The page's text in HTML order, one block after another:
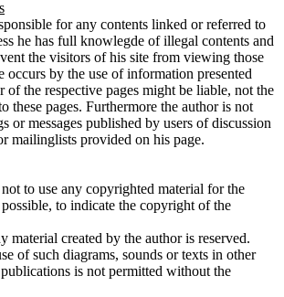
for any contents linked or referred to
he has full knowlegde of illegal contents and
the visitors of his site from viewing those
occurs by the use of information presented
of the respective pages might be liable, not the
these pages. Furthermore the author is not
or messages published by users of discussion
mailinglists provided on his page.
to use any copyrighted material for the
to indicate the copyright of the
material created by the author is reserved.
of such diagrams, sounds or texts in other
is not permitted without the